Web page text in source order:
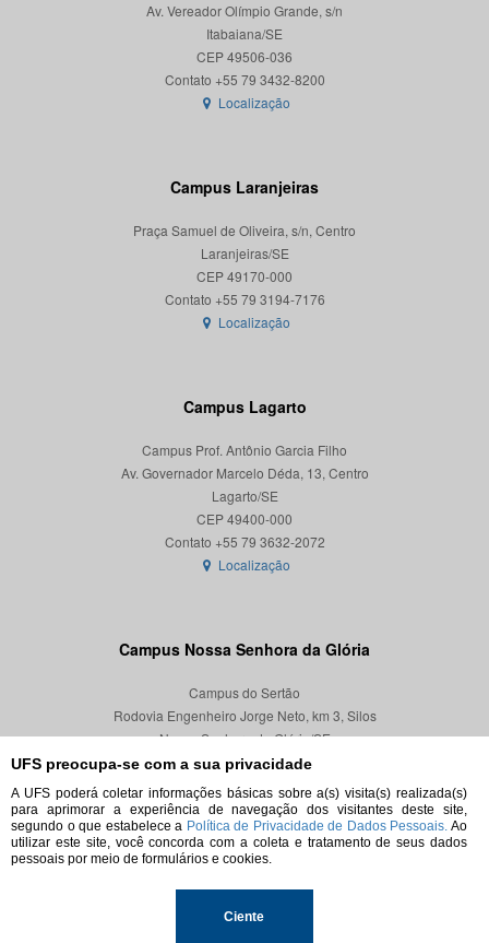
UFS preocupa-se com a sua privacidade
A UFS poderá coletar informações básicas sobre a(s) visita(s) realizada(s)
para aprimorar a experiência de navegação dos visitantes deste site,
segundo o que estabelece a Política de Privacidade de Dados Pessoais. Ao
utilizar este site, você concorda com a coleta e tratamento de seus dados
pessoais por meio de formulários e cookies.
Ciente
Av. Vereador Olímpio Grande, s/n
Itabaiana/SE
CEP 49506-036
Localização
Campus Laranjeiras
Praça Samuel de Oliveira, s/n, Centro
Laranjeiras/SE
CEP 49170-000
Localização
Campus Lagarto
Campus Prof. Antônio Garcia Filho
Av. Governador Marcelo Déda, 13, Centro
Lagarto/SE
CEP 49400-000
Localização
Campus Nossa Senhora da Glória
Campus do Sertão
Rodovia Engenheiro Jorge Neto, km 3, Silos
Nossa Senhora da Glória/SE
CEP 49680-000
Localização
© 2026. Todos os direitos reservados.